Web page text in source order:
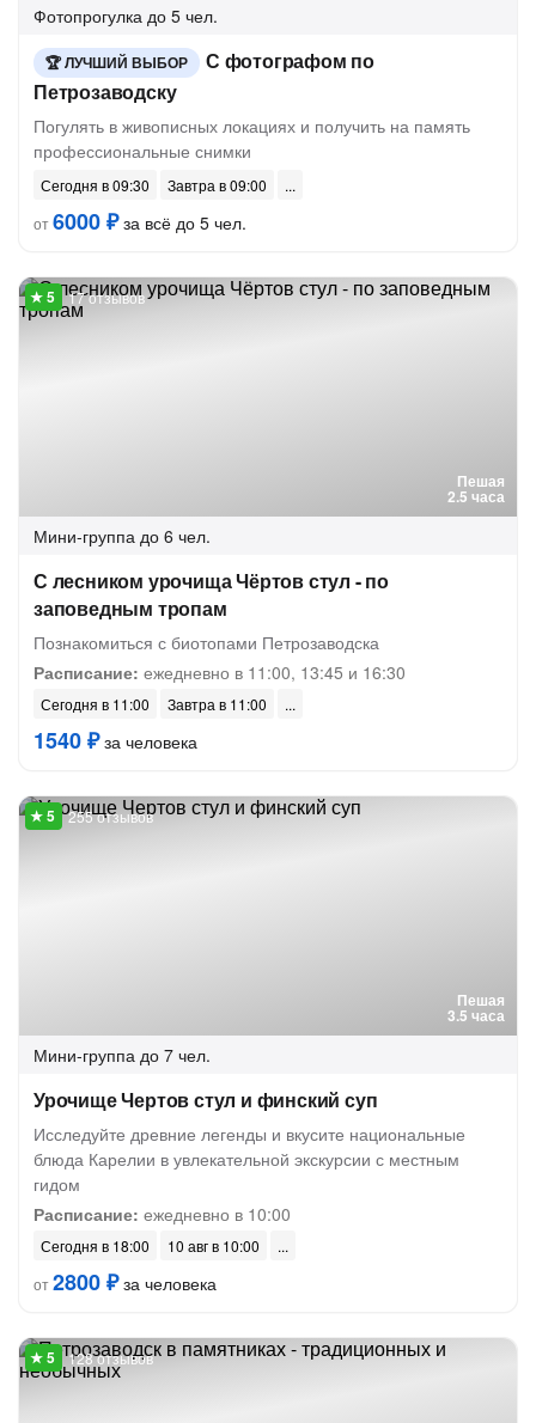
Фотопрогулка до 5 чел.
ЛУЧШИЙ ВЫБОР
С фотографом по
Петрозаводску
Погулять в живописных локациях и получить на память
профессиональные снимки
Сегодня в 09:30
Завтра в 09:00
от6000 ₽за всё до 5 чел.
Пешая
2.5 часа
17 отзывов
Мини-группа до 6 чел.
С лесником урочища Чёртов стул - по
заповедным тропам
Познакомиться с биотопами Петрозаводска
Расписание: ежедневно в 11:00, 13:45 и 16:30
Сегодня в 11:00 Завтра в 11:00
1540 ₽за человека
Пешая
3.5 часа
255 отзывов
Мини-группа до 7 чел.
Урочище Чертов стул и финский суп
Исследуйте древние легенды и вкусите национальные
блюда Карелии в увлекательной экскурсии с местным
гидом
Расписание: ежедневно в 10:00
Сегодня в 18:00
10 авг в 10:00
от2800 ₽за человека
128 отзывов